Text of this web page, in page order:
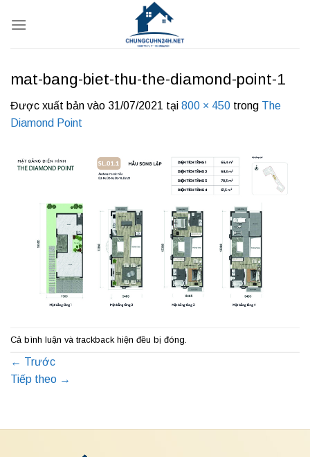
qua
mat-bang-biet-thu-the-diamond-point-1
Được xuất bản vào 31/07/2021 tại 800 × 450 trong The
Diamond Point
Cả bình luận và trackback hiện đều bị đóng.
← Trước
Tiếp theo →